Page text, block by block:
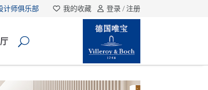
计师俱乐部 我的收藏 登录 / 注册